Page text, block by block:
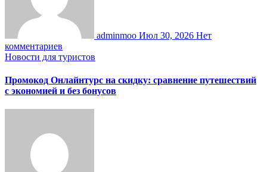
adminmoo Июл 30, 2026 Нет
комментариев
Новости для туристов
Промокод Онлайнтурс на скидку: сравнение путешествий
с экономией и без бонусов